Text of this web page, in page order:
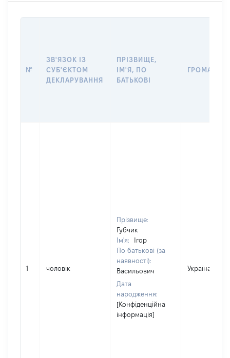
№
ЗВ'ЯЗОК ІЗ
СУБ'ЄКТОМ
ДЕКЛАРУВАННЯ
ПРІЗВИЩЕ,
ІМ'Я, ПО
БАТЬКОВІ
1 чоловік
Прізвище:
Губчик
Ім'я:
Ігор
По батькові (за
наявності):
Васильович
Дата
народження:
[Конфіденційна
інформація]
Україна